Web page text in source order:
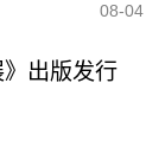
08-04
》出版发行